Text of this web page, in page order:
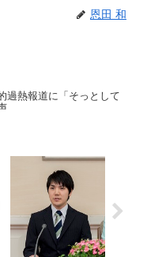
恩田 和
過熱報道に「そっとして